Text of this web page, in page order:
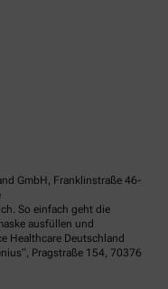
GmbH, Franklinstraße 46-
So einfach geht die
ausfüllen und
Healthcare Deutschland
Pragstraße 154, 70376